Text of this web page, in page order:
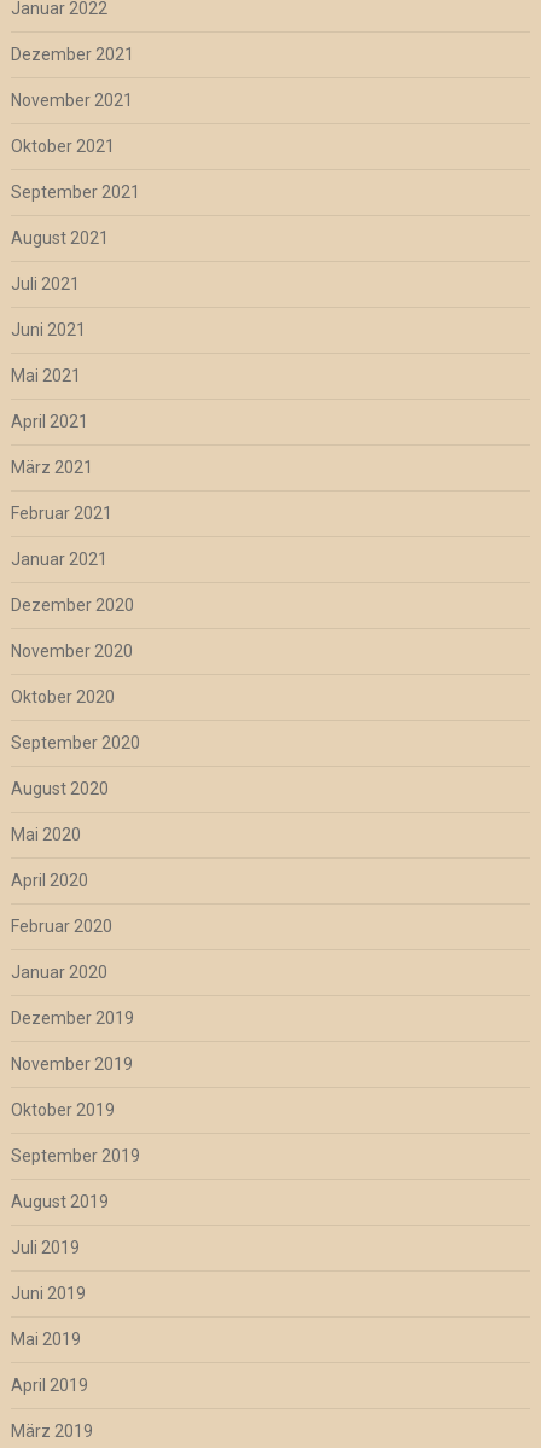
Januar 2022
Dezember 2021
November 2021
Oktober 2021
September 2021
August 2021
Juli 2021
Juni 2021
Mai 2021
April 2021
März 2021
Februar 2021
Januar 2021
Dezember 2020
November 2020
Oktober 2020
September 2020
August 2020
Mai 2020
April 2020
Februar 2020
Januar 2020
Dezember 2019
November 2019
Oktober 2019
September 2019
August 2019
Juli 2019
Juni 2019
Mai 2019
April 2019
März 2019